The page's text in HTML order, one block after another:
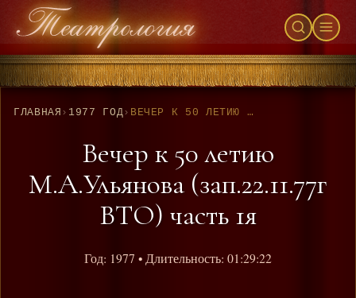
ГЛАВНАЯ › 1977 ГОД› ВЕЧЕР К 50 ЛЕТИЮ М.А.УЛЬЯНОВА (ЗАП.22.11.77Г ВТО) ЧАСТЬ 1Я
Вечер к 50 летию
М.А.Ульянова (зап.22.11.77г
ВТО) часть 1я
Год: 1977 • Длительность: 01:29:22